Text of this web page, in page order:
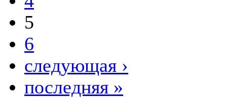
5
6
следующая ›
последняя »